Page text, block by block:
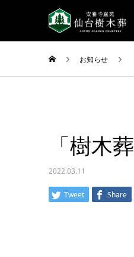
お知らせ
「樹木
2022.03.11
Tweet Share